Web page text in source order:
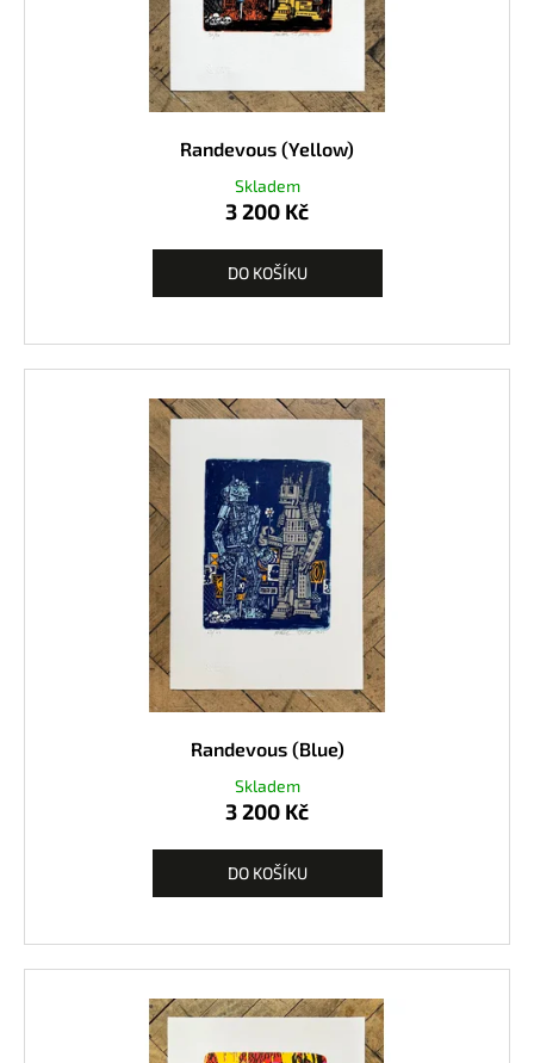
Randevous (Yellow)
Skladem
3 200 Kč
DO KOŠÍKU
Randevous (Blue)
Skladem
3 200 Kč
DO KOŠÍKU